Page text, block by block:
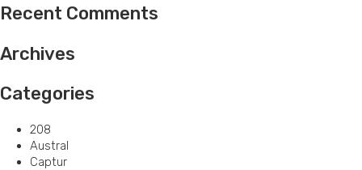
Recent Comments
Archives
Categories
208
Austral
Captur